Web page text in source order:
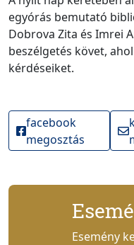
egyórás bemutató
Dobrova Zita és Imrei
beszélgetés követ,
kérdéseiket.
facebook
megosztás
Esemény